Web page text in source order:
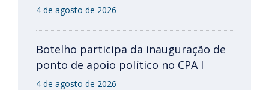
4 de agosto de 2026
Botelho participa da inauguração de
ponto de apoio político no CPA I
4 de agosto de 2026